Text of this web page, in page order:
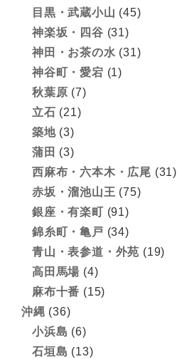
目黒・武蔵小山 (45)
神楽坂・四谷 (31)
神田・お茶の水 (31)
神谷町・愛宕 (1)
秋葉原 (7)
立石 (21)
築地(3)
蒲田 (3)
西麻布・六本木・広尾 (31)
赤坂・溜池山王 (75)
銀座・有楽町 (91)
錦糸町・亀戸 (34)
青山・表参道・外苑 (19)
高田馬場 (4)
麻布十番 (15)
沖縄 (36)
小浜島 (6)
石垣島 (13)